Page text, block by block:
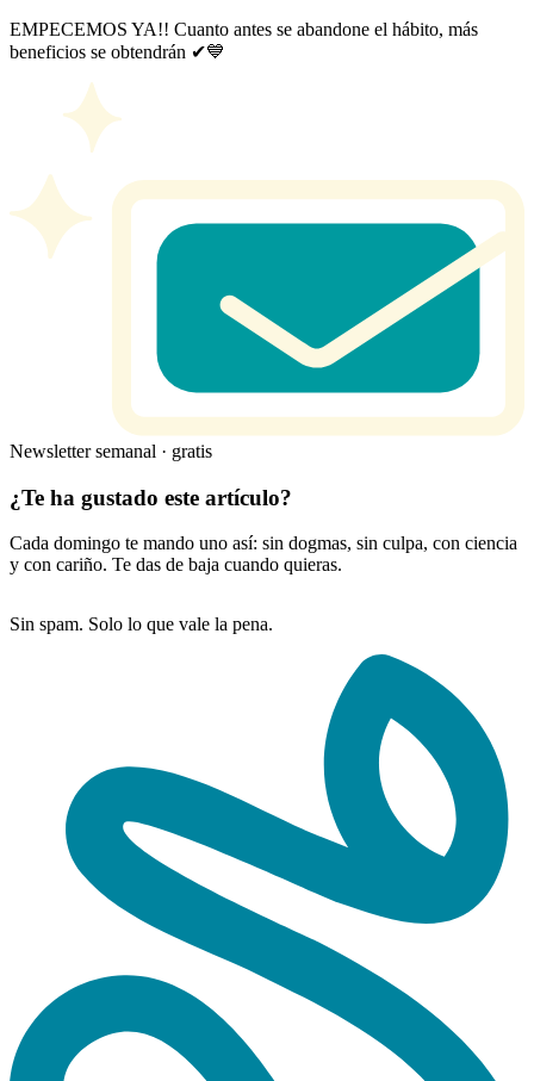
EMPECEMOS YA!! Cuanto antes se abandone el hábito, más
beneficios se obtendrán ✔💙
Newsletter semanal · gratis
¿Te ha gustado este artículo?
Cada domingo te mando uno así: sin dogmas, sin culpa, con ciencia
y con cariño. Te das de baja cuando quieras.
Sin spam. Solo lo que vale la pena.